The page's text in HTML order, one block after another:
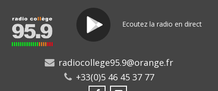
Ecoutez la radio en direct
radiocollege95.9@orange.fr
+33(0)5 46 45 37 77